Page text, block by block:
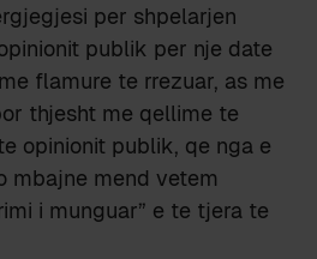
per shpelarjen
publik per nje date
flamure te rrezuar, as me
thjesht me qellime te
opinionit publik, qe nga e
mbajne mend vetem
i munguar” e te tjera te